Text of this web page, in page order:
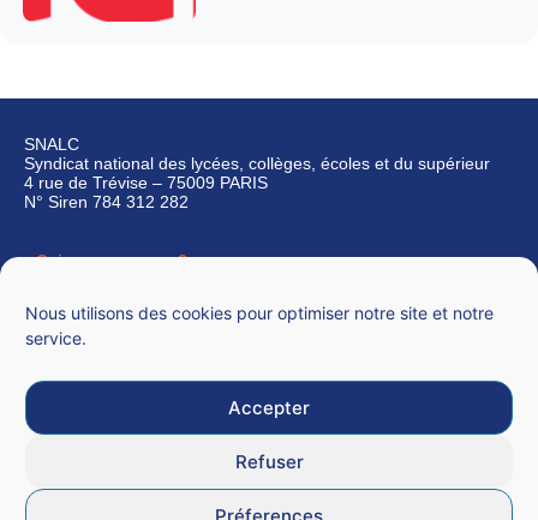
Nous utilisons des cookies pour optimiser notre site et notre
service.
Accepter
Refuser
Préferences
SNALC
Syndicat national des lycées, collèges, écoles et du supérieur
4 rue de Trévise – 75009 PARIS
N° Siren 784 312 282
Qui sommes-nous ?
CGU